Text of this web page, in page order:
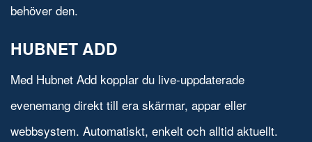
behöver den.
HUBNET ADD
Med Hubnet Add kopplar du live-uppdaterade
evenemang direkt till era skärmar, appar eller
webbsystem. Automatiskt, enkelt och alltid aktuellt.